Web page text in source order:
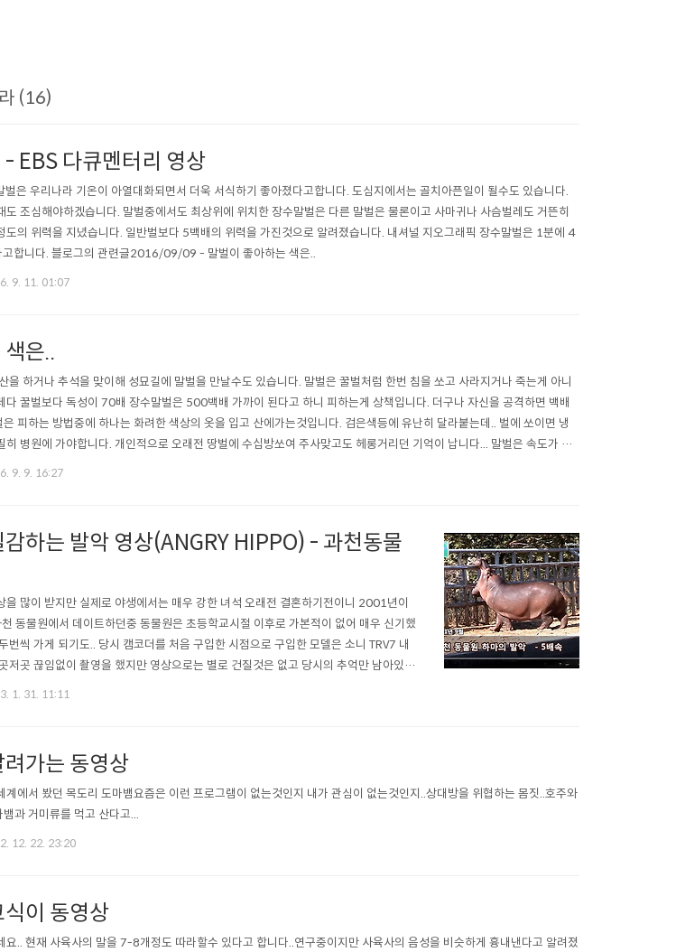
(16)
EBS 다큐멘터리 영상
은 우리나라 기온이 아열대화되면서 더욱 서식하기 좋아졌다고합니다. 도심지에서는 골치아픈일이 될수도 있습니다.
도 조심해야하겠습니다. 말벌중에서도 최상위에 위치한 장수말벌은 다른 말벌은 물론이고 사마귀나 사슴벌레도 거뜬히
도의 위력을 지녔습니다. 일반벌보다 5백배의 위력을 가진것으로 알려졌습니다. 내셔널 지오그래픽 장수말벌은 1분에 4
고합니다. 블로그의 관련글2016/09/09 - 말벌이 좋아하는 색은..
9. 11. 01:07
은..
을 하거나 추석을 맞이해 성묘길에 말벌을 만날수도 있습니다. 말벌은 꿀벌처럼 한번 침을 쏘고 사라지거나 죽는게 아니
다 꿀벌보다 독성이 70배 장수말벌은 500백배 가까이 된다고 하니 피하는게 상책입니다. 더구나 자신을 공격하면 백배
피하는 방법중에 하나는 화려한 색상의 옷을 입고 산에가는것입니다. 검은색등에 유난히 달라붙는데.. 벌에 쏘이면 냉
히 병원에 가야합니다. 개인적으로 오래전 땅벌에 수십방쏘여 주사맞고도 헤롱거리던 기억이 납니다... 말벌은 속도가 빠
자세로 20미터 이상 도망가야합니다.
9. 9. 16:27
하는 발악 영상(ANGRY HIPPO) - 과천동물
을 많이 받지만 실제로 야생에서는 매우 강한 녀석 오래전 결혼하기전이니 2001년이
동물원에서 데이트하던중 동물원은 초등학교시절 이후로 가본적이 없어 매우 신기했
번씩 가게 되기도.. 당시 캠코더를 처음 구입한 시점으로 구입한 모델은 소니 TRV7 내
저곳 끊임없이 촬영을 했지만 영상으로는 별로 건질것은 없고 당시의 추억만 남아있는
로없이 쓸데없이 많은 분량을 촬영했고 저질 손떨림까지.. 그가운데 가장 강하게 남아
1. 31. 11:11
가는 동영상
계에서 봤던 목도리 도마뱀요즘은 이런 프로그램이 없는것인지 내가 관심이 없는것인지..상대방을 위협하는 몸짓..호주와
과 거미류를 먹고 산다고...
12. 22. 23:20
이 동영상
요.. 현재 사육사의 말을 7-8개정도 따라할수 있다고 합니다..연구중이지만 사육사의 음성을 비슷하게 흉내낸다고 알려졌